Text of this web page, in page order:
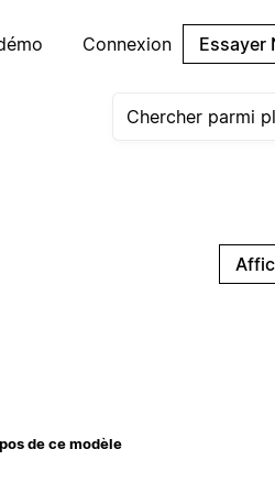
Connexion Essayer
de ce modèle